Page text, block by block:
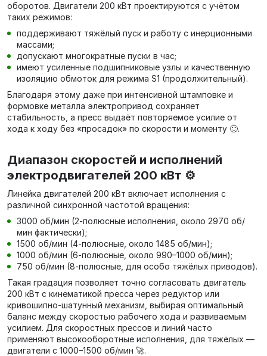
оборотов. Двигатели 200 кВт проектируются с учётом
таких режимов:
поддерживают тяжёлый пуск и работу с инерционными
массами;
допускают многократные пуски в час;
имеют усиленные подшипниковые узлы и качественную
изоляцию обмоток для режима S1 (продолжительный).
Благодаря этому даже при интенсивной штамповке и
формовке металла электропривод сохраняет
стабильность, а пресс выдаёт повторяемое усилие от
хода к ходу без «просадок» по скорости и моменту 🙂.
Диапазон скоростей и исполнений
электродвигателей 200 кВт ⚙️
Линейка двигателей 200 кВт включает исполнения с
различной синхронной частотой вращения:
3000 об/мин (2‑полюсные исполнения, около 2970 об/
мин фактически);
1500 об/мин (4‑полюсные, около 1485 об/мин);
1000 об/мин (6‑полюсные, около 990–1000 об/мин);
750 об/мин (8‑полюсные, для особо тяжёлых приводов).
Такая градация позволяет точно согласовать двигатель
200 кВт с кинематикой пресса через редуктор или
кривошипно‑шатунный механизм, выбирая оптимальный
баланс между скоростью рабочего хода и развиваемым
усилием. Для скоростных прессов и линий часто
применяют высокооборотные исполнения, для тяжёлых —
двигатели с 1000–1500 об/мин 🚀.